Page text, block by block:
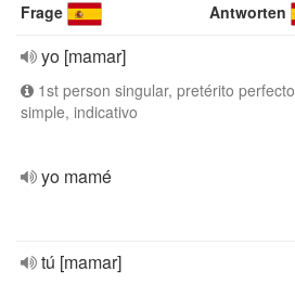
Frage Antworten
yo [mamar]
1st person singular, pretérito perfecto
simple, indicativo
yo mamé
tú [mamar]